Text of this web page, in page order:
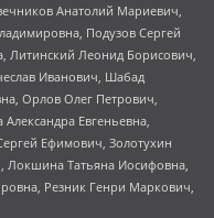
Анатолий Мариевич,
Подузов Сергей
Литинский Леонид Борисович,
Иванович, Шабад
Орлов Олег Петрович,
Евгеньевна,
Ефимович, Золотухин
Локшина Татьяна Иосифовна,
Резник Генри Маркович,